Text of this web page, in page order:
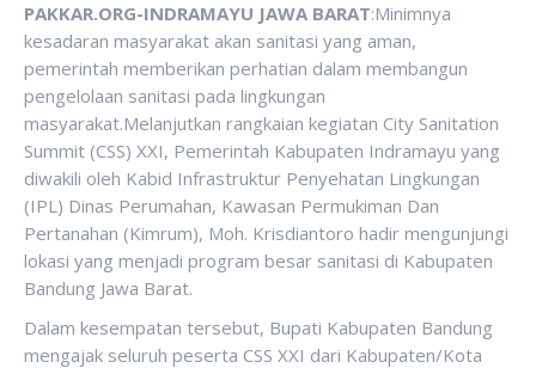
PAKKAR.ORG-INDRAMAYU JAWA BARAT:Minimnya
kesadaran masyarakat akan sanitasi yang aman,
pemerintah memberikan perhatian dalam membangun
pengelolaan sanitasi pada lingkungan
masyarakat.Melanjutkan rangkaian kegiatan City Sanitation
Summit (CSS) XXI, Pemerintah Kabupaten Indramayu yang
diwakili oleh Kabid Infrastruktur Penyehatan Lingkungan
(IPL) Dinas Perumahan, Kawasan Permukiman Dan
Pertanahan (Kimrum), Moh. Krisdiantoro hadir mengunjungi
lokasi yang menjadi program besar sanitasi di Kabupaten
Bandung Jawa Barat.
Dalam kesempatan tersebut, Bupati Kabupaten Bandung
mengajak seluruh peserta CSS XXI dari Kabupaten/Kota